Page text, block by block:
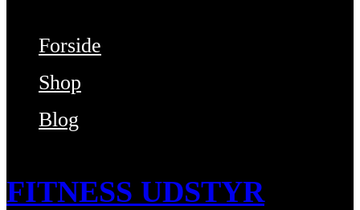
Bare endnu et fitness websted
Forside
Shop
Blog
FITNESS UDSTYR